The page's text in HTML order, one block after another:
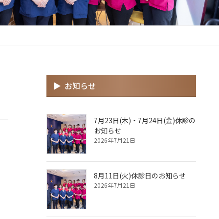
お知らせ
7月23日(木)・7月24日(金)休診の
お知らせ
2026年7月21日
8月11日(火)休診日のお知らせ
2026年7月21日